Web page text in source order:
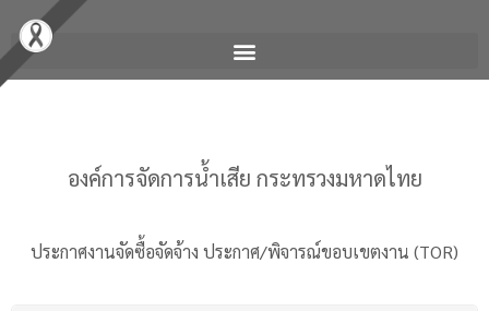
องค์การจัดการน้ำเสีย กระทรวงมหาดไทย
ประกาศงานจัดซื้อจัดจ้าง ประกาศ/พิจารณ์ขอบเขตงาน (TOR)